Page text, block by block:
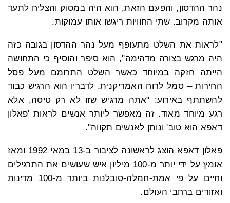
נהר ההדסון, והפעם הזאת, הוא היה במסוק והצליח לתעד
אותה מקרוב. שתי החוויות ריגשו אותו עמוקות.
"לראות את השלט מתעופף מעל נהר ההדסון בגובה כזה
היה מרגש בצורה מדהימה", הוא סיפר והוסיף כי התחושה
הייתה חזקה במיוחד כאשר השלט התרומם מעל פסל
החירות – סמל לרוח האמריקנית. לדבריו הוא הרגיש כבוד
להשתתף באירוע: "אתה מרגיש שזו לא רק טיסה, אלא
רגע מיוחד מאוד. זה מאפשר ליותר אנשים לראות 'פאלון
דאפא הוא טוב' ונותן לאנשים תקווה".
פאלון דאפא הוצג לראשונה לציבור ב-13 במאי 1992 ומאז
אומץ על ידי יותר מ-100 מיליון איש שעושים את התרגילים
וחיים על פי אמת-חמלה-סובלנות ביותר מ-100 מדינות
ואזורים ברחבי העולם.